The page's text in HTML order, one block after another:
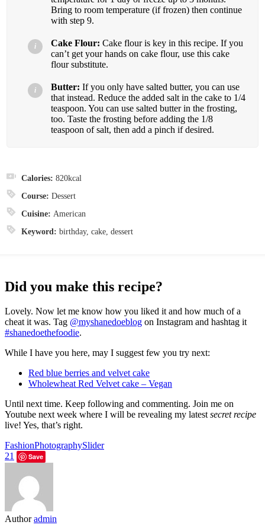
Bring to room temperature (if frozen) then continue
with step 9.
Cake Flour: Cake flour is key in this recipe. If you
can’t get your hands on cake flour, use this cake
flour substitute.
Butter: If you only have salted butter, you can use
that instead. Reduce the added salt in the cake to 1/4
teaspoon. You can use salted butter in the frosting,
too. Taste the frosting before adding the 1/8
teaspoon of salt, then add a pinch if desired.
Calories: 820kcal
Course: Dessert
Cuisine: American
Keyword: birthday, cake, dessert
Did you make this recipe?
Lovely. Now let me know how you liked it and how much of a
cheat it was. Tag @myshanedoeblog on Instagram and hashtag it
#shanedoethefoodie.
While I have you here, may I suggest few you try next:
Red blue berries and velvet cake
Wholewheat Red Velvet cake – Vegan
Until next time. Keep following and commenting. Join me on
Youtube next week where I will be revealing my latestsecret recipe
live! Yes, that’s right.
FashionPhotographySlider
21
Save
Author admin